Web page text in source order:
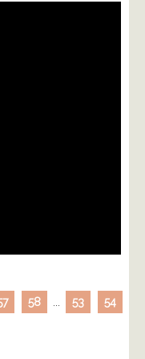
58 53 54